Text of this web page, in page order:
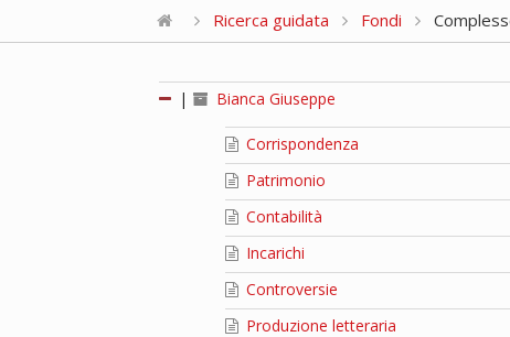
Ricerca guidata Fondi
| Bianca Giuseppe
Corrispondenza
Patrimonio
Contabilità
Incarichi
Controversie
Produzione letteraria